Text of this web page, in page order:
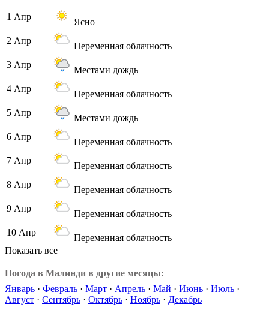
1 Апр
Ясно
2 Апр
Переменная облачность
3 Апр
Местами дождь
4 Апр
Переменная облачность
5 Апр
Местами дождь
6 Апр
Переменная облачность
7 Апр
Переменная облачность
8 Апр
Переменная облачность
9 Апр
Переменная облачность
10 Апр
Переменная облачность
Показать все
Погода в Малинди в другие месяцы:
Январь · Февраль · Март · Апрель · Май · Июнь · Июль ·
Август · Сентябрь · Октябрь · Ноябрь · Декабрь